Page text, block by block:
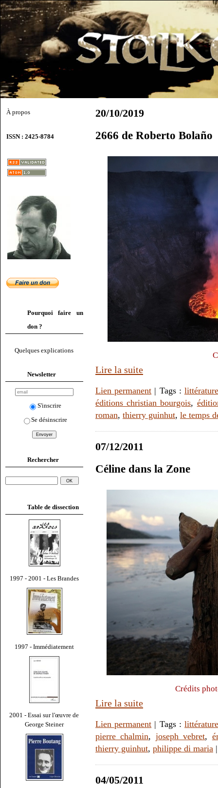
À propos
ISSN : 2425-8784
Pourquoi faire un
don ?
Quelques explications
Newsletter
S'inscrire
Se désinscrire
Rechercher
Table de dissection
1997 - 2001 - Les Brandes
1997 - Immédiatement
2001 - Essai sur l'œuvre de
George Steiner
20/10/2019
2666 de Roberto Bolaño
Lire la suite
Lien permanent | Tags : littérature
éditions christian bourgois,
roman, thierry guinhut, le temps
07/12/2011
Céline dans la Zone
Crédits
Lire la suite
Lien permanent | Tags :
pierre chalmin, joseph vebret,
thierry guinhut, philippe di maria
04/05/2011